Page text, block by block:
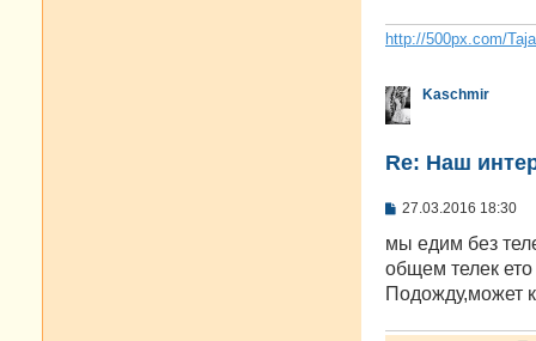
http://500px.com/
Kaschmir
Re: Наш
С
о
б
щ
е
27.03.2016 18:30
мы едим без
общем телек
Подожду,может